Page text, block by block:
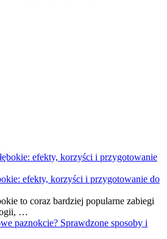
efekty, korzyści i przygotowanie do
to coraz bardziej popularne zabiegi
…